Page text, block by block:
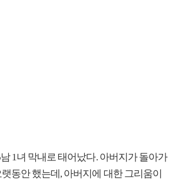
1녀 막내로 태어났다. 아버지가 돌아가
동안 했는데, 아버지에 대한 그리움이